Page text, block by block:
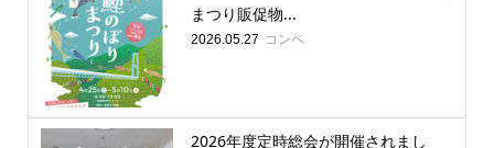
まつり販促物...
2026.05.27 コンペ
2026年度定時総会が開催されまし